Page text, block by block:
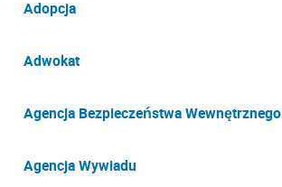
Adopcja
Adwokat
Agencja Bezpieczeństwa Wewnętrznego
Agencja Wywiadu